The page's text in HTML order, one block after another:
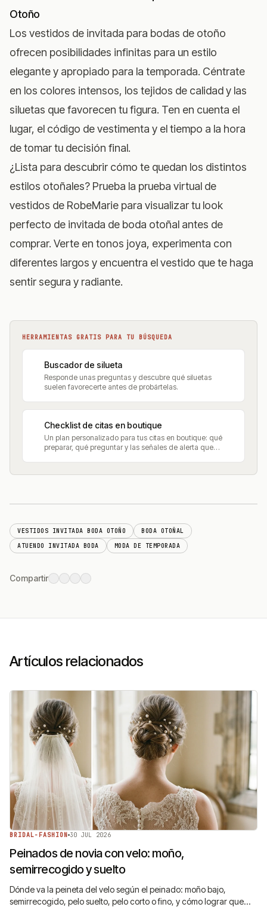
Otoño
Los vestidos de invitada para bodas de otoño
ofrecen posibilidades infinitas para un estilo
elegante y apropiado para la temporada. Céntrate
en los colores intensos, los tejidos de calidad y las
siluetas que favorecen tu figura. Ten en cuenta el
lugar, el código de vestimenta y el tiempo a la hora
de tomar tu decisión final.
¿Lista para descubrir cómo te quedan los distintos
estilos otoñales? Prueba la prueba virtual de
vestidos de RobeMarie para visualizar tu look
perfecto de invitada de boda otoñal antes de
comprar. Verte en tonos joya, experimenta con
diferentes largos y encuentra el vestido que te haga
sentir segura y radiante.
HERRAMIENTAS GRATIS PARA TU BÚSQUEDA
Buscador de silueta
Responde unas preguntas y descubre qué siluetas
suelen favorecerte antes de probártelas.
Checklist de citas en boutique
Un plan personalizado para tus citas en boutique: qué
preparar, qué preguntar y las señales de alerta que
VESTIDOS INVITADA BODA OTOÑO
BODA OTOÑAL
ATUENDO INVITADA BODA
MODA DE TEMPORADA
Compartir
Artículos relacionados
BRIDAL-FASHION 30 JUL 2026
Peinados de novia con velo: moño,
semirrecogido y suelto
Dónde va la peineta del velo según el peinado: moño bajo,
semirrecogido, pelo suelto, pelo corto o fino, y cómo lograr que